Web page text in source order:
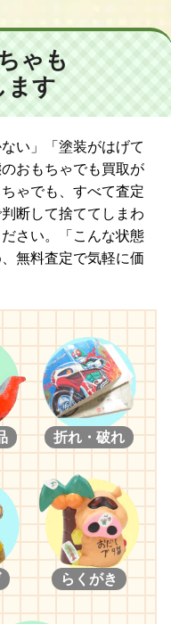
チ/ネオブライス ラウン
ハッピーエブリデイ/ネオ
ネオブライス サンデーズ
ノー/ネオブライス ベルベ
オブライス ホワイトマ
限定 ホワイトマジックモ
ヴーシュシュ/ネオブライ
ブライス サムディマルシ
ミーフェブラリーブライ
セス/ネオブライス グッド
ロキシーベイビー/ネオブ
イス ヴイスマッシュ/ネオ
レディーバグ/ネオブライ
パープル/ネオブライス ト
ブン/ネオブライス CWC
ターダンサー/ネオブラ
ピカデリードリーアン
グディーバ/ネオブライ
ライス プリマドーリ
ーリー アシュレット/ネ
オブライス ナイトフラワ
ミルフィーユ/ネオブライ
イス ティーフォートゥー
ゃも
ます
い」「塗装がはげて
おもちゃでも買取が
ゃでも、すべて査定
断して捨ててしまわ
さい。「こんな状態
無料査定で気軽に価
折れ・破れ
らくがき